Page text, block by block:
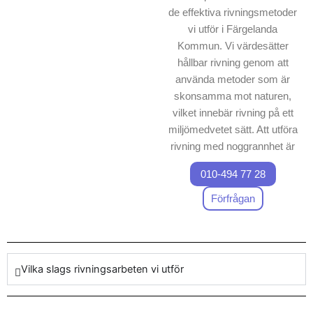
de effektiva rivningsmetoder
vi utför i Färgelanda
Kommun. Vi värdesätter
hållbar rivning genom att
använda metoder som är
skonsamma mot naturen,
vilket innebär rivning på ett
miljömedvetet sätt. Att utföra
rivning med noggrannhet är
vår kompetens, och vi
kombinerar modern
utrustning med kunskap för
att säkerställa att varje
och följer noga
010-494 77 28
Förfrågan
Vilka slags rivningsarbeten vi utför